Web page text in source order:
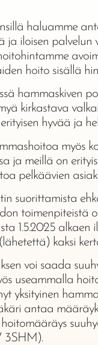
haluamme
ja iloisen palvelun
hoito sisällä
hammaskiven
kirkastava
hyvää ja
myös
ja meillä on
pelkäävien
suorittamista
toimenpiteistä
1.5.2025
kaksi
voi saada
useammalla
yksityinen
antaa
3SHM).